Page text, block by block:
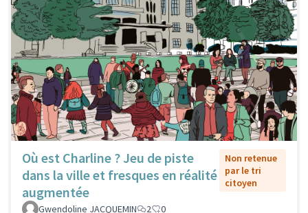
Où est Charline ? Jeu de piste
dans la ville et fresques en réalité
augmentée
Non retenue
par le tri
citoyen
Gwendoline JACQUEMIN 2 0